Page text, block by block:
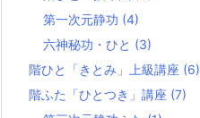
第一次元静功 (4)
六神秘功・ひと (3)
階ひと「きとみ」上級講座 (6)
階ふた「ひとつき」講座 (7)